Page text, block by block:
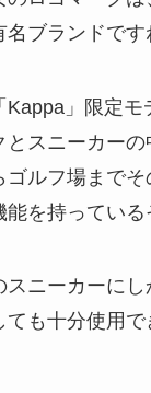
ブランドです
」限定モ
スニーカーの
ゴルフ場まで
を持っている
スニーカーに
も十分使用で